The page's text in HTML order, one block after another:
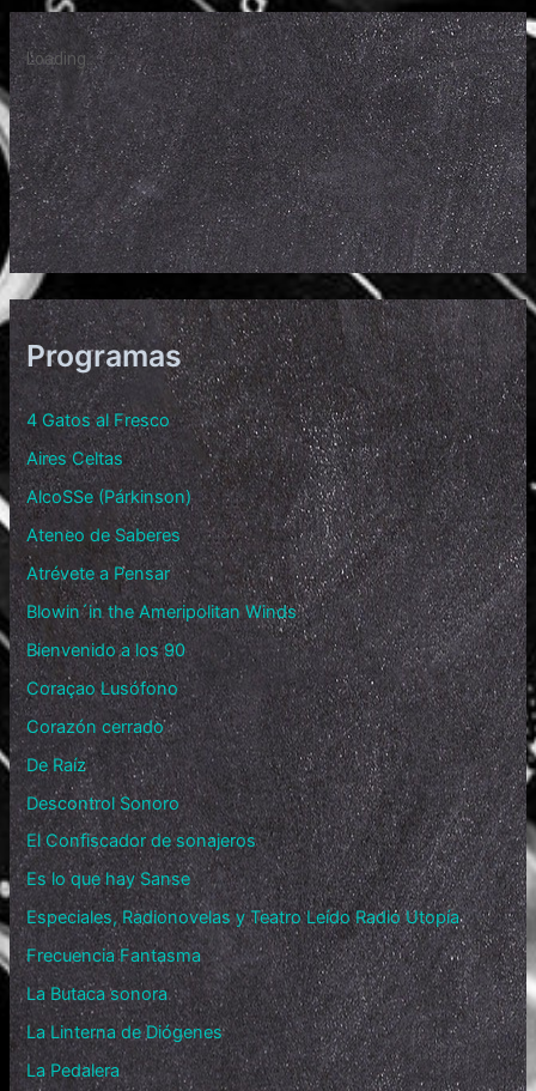
Programas
4 Gatos al Fresco
Aires Celtas
AlcoSSe (Párkinson)
Ateneo de Saberes
Atrévete a Pensar
Blowin´in the Ameripolitan Winds
Bienvenido a los 90
Coraçao Lusófono
Corazón cerrado
De Raíz
Descontrol Sonoro
El Confiscador de sonajeros
Es lo que hay Sanse
Especiales, Radionovelas y Teatro Leído Radio Utopía
Frecuencia Fantasma
La Butaca sonora
La Linterna de Diógenes
La Pedalera